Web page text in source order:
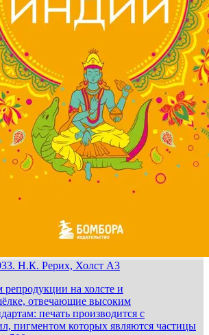
Н.К. Рерих, Холст А3
на холсте и
отвечающие высоким
печать производится с
пигментом которых являются частицы